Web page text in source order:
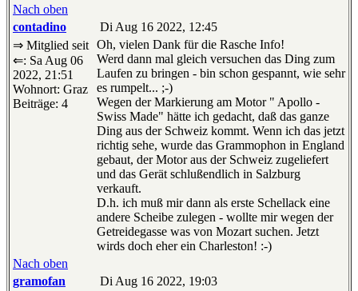
Nach oben
contadino
Di Aug 16 2022, 12:45
⇒ Mitglied seit
⇐: Sa Aug 06
2022, 21:51
Wohnort: Graz
Beiträge: 4
Oh, vielen Dank für die Rasche Info!
Werd dann mal gleich versuchen das Ding zum
Laufen zu bringen - bin schon gespannt, wie sehr
es rumpelt... ;-)
Wegen der Markierung am Motor " Apollo -
Swiss Made" hätte ich gedacht, daß das ganze
Ding aus der Schweiz kommt. Wenn ich das jetzt
richtig sehe, wurde das Grammophon in England
gebaut, der Motor aus der Schweiz zugeliefert
und das Gerät schlußendlich in Salzburg
verkauft.
D.h. ich muß mir dann als erste Schellack eine
andere Scheibe zulegen - wollte mir wegen der
Getreidegasse was von Mozart suchen. Jetzt
wirds doch eher ein Charleston! :-)
Nach oben
gramofan
Di Aug 16 2022, 19:03